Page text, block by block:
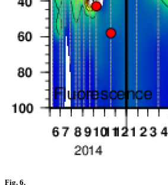
Fig. 6.